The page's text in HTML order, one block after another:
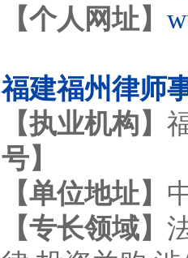
【个人网址】
福建福州律师
【执业机构】
号】
【单位地址】
【专长领域】